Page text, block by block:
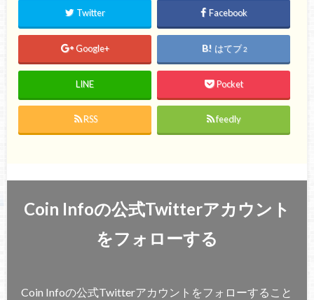
Twitter Facebook
Google+ はてブ2
LINE Pocket
RSS feedly
Coin Infoの公式Twitterアカウント
をフォローする
Coin Infoの公式Twitterアカウントをフォローすること